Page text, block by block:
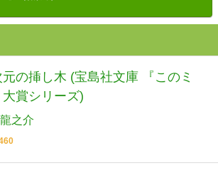
の挿し木 (宝島社文庫 『このミ
大賞シリーズ)
之介